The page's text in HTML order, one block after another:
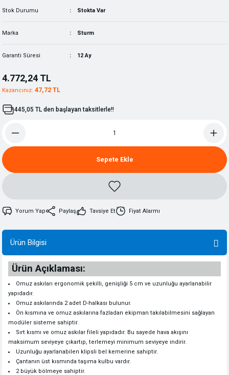
Stok Durumu Stokta Var
Marka Sturm
Garanti Süresi 12 Ay
4.772,24 TL
Kazancınız: 47,72 TL
445,05 TL den başlayan taksitlerle!!
Sepete Ekle
Yorum Yap Paylaş Tavsiye Et Fiyat Alarmı
Ürün Bilgisi
Ürün Açıklaması:
Omuz askıları ergonomik şekilli, genişliği 5 cm ve uzunluğu ayarlanabilir
yapıdadır.
Omuz askılarında 2 adet D-halkası bulunur.
Ön kısmına ve omuz askılarına fazladan ekipman takılabilmesini sağlayan
modüler sisteme sahiptir.
Sırt kısmı ve omuz askılar fileli yapıdadır. Bu sayede hava akışını
maksimum seviyeye çıkartıp, terlemeyi minimum seviyeye indirir.
Uzunluğu ayarlanabilen klipsli bel kemerine sahiptir.
Çantanın üst kısmında taşıma kulbu vardır.
2 büyük bölmeye sahiptir.